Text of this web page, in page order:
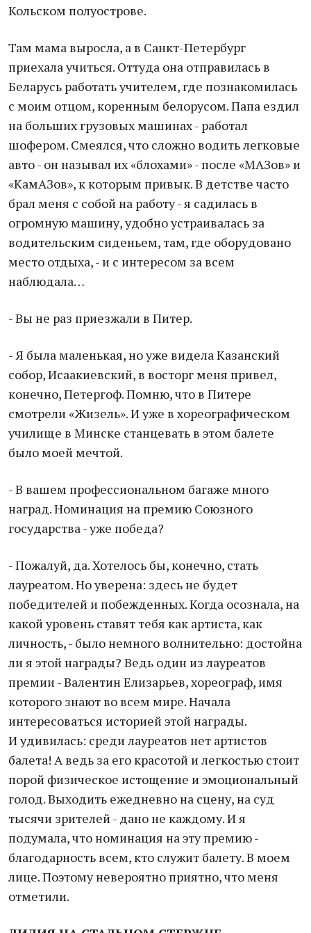
Кольском полуострове.
Там мама выросла, а в Санкт-Петербург
приехала учиться. Оттуда она отправилась в
Беларусь работать учителем, где познакомилась
с моим отцом, коренным белорусом. Папа ездил
на больших грузовых машинах - работал
шофером. Смеялся, что сложно водить легковые
авто - он называл их «блохами» - после «МАЗов» и
«КамАЗов», к которым привык. В детстве часто
брал меня с собой на работу - я садилась в
огромную машину, удобно устраивалась за
водительским сиденьем, там, где оборудовано
место отдыха, - и с интересом за всем
наблюдала…
- Вы не раз приезжали в Питер.
- Я была маленькая, но уже видела Казанский
собор, Исаакиевский, в восторг меня привел,
конечно, Петергоф. Помню, что в Питере
смотрели «Жизель». И уже в хореографическом
училище в Минске станцевать в этом балете
было моей мечтой.
- В вашем профессиональном багаже много
наград. Номинация на премию Союзного
государства - уже победа?
- Пожалуй, да. Хотелось бы, конечно, стать
лауреатом. Но уверена: здесь не будет
победителей и побежденных. Когда осознала, на
какой уровень ставят тебя как артиста, как
личность, - было немного волнительно: достойна
ли я этой награды? Ведь один из лауреатов
премии - Валентин Елизарьев, хореограф, имя
которого знают во всем мире. Начала
интересоваться историей этой награды.
И удивилась: среди лауреатов нет артистов
балета! А ведь за его красотой и легкостью стоит
порой физическое истощение и эмоциональный
голод. Выходить ежедневно на сцену, на суд
тысячи зрителей - дано не каждому. И я
подумала, что номинация на эту премию -
благодарность всем, кто служит балету. В моем
лице. Поэтому невероятно приятно, что меня
отметили.